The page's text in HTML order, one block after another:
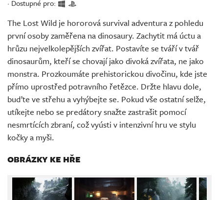
Redakce
Živě
· Dostupné pro:
The Lost Wild je hororová survival adventura z pohledu
první osoby zaměřena na dinosaury. Zachytit má úctu a
hrůzu nejvelkolepějších zvířat. Postavíte se tváří v tvář
dinosaurům, kteří se chovají jako divoká zvířata, ne jako
monstra. Prozkoumáte prehistorickou divočinu, kde jste
přímo uprostřed potravního řetězce. Držte hlavu dole,
buďte ve střehu a vyhýbejte se. Pokud vše ostatní selže,
utíkejte nebo se predátory snažte zastrašit pomocí
nesmrtících zbraní, což vyústi v intenzivní hru ve stylu
kočky a myši.
OBRÁZKY KE HŘE